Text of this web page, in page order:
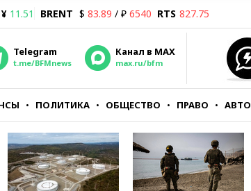
¥ 11.51 BRENT $ 83.89 / ₽ 6540 RTS 827.75
Telegram
t.me/BFMnews
Канал в MAX
max.ru/bfm
ПОЛИТИКА ОБЩЕСТВО ПРАВО АВТО